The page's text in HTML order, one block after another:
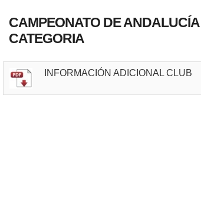
CAMPEONATO DE
CATEGORIA
INFORMACIÓN ADICIONAL CLUB